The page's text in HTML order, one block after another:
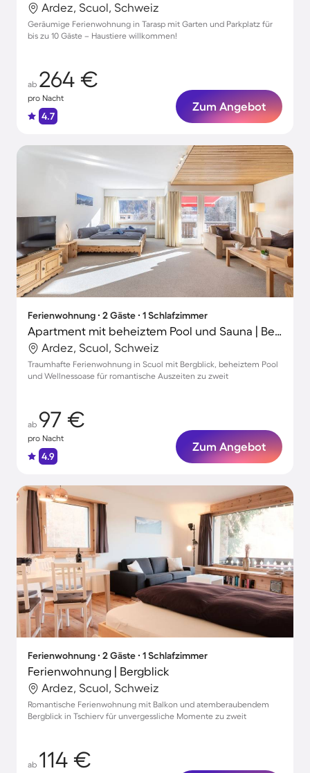
Ardez, Scuol, Schweiz
Geräumige Ferienwohnung in Tarasp mit Garten und Parkplatz für
bis zu 10 Gäste – Haustiere willkommen!
ab 264 €
pro Nacht
4.7
Zum Angebot
Ferienwohnung ∙ 2 Gäste ∙ 1 Schlafzimmer
Apartment mit beheiztem Pool und Sauna | Bergblick
Ardez, Scuol, Schweiz
Traumhafte Ferienwohnung in Scuol mit Bergblick, beheiztem Pool
und Wellnessoase für romantische Auszeiten zu zweit
ab 97 €
pro Nacht
4.9
Zum Angebot
Ferienwohnung ∙ 2 Gäste ∙ 1 Schlafzimmer
Ferienwohnung | Bergblick
Ardez, Scuol, Schweiz
Romantische Ferienwohnung mit Balkon und atemberaubendem
Bergblick in Tschierv für unvergessliche Momente zu zweit
ab 114 €